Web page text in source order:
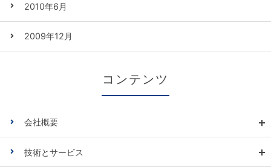
2010年6月
2009年12月
コンテンツ
会社概要
技術とサービス